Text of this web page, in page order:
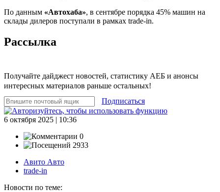
По данным «Автохаба», в сентябре порядка 45% машин на
склады дилеров поступали в рамках trade-in.
Рассылка
Получайте дайджест новостей, статистику АЕБ и анонсы
интересных материалов раньше остальных!
Подписаться
6 октября 2025 | 10:36
0
2933
Авито Авто
trade-in
Новости по теме: